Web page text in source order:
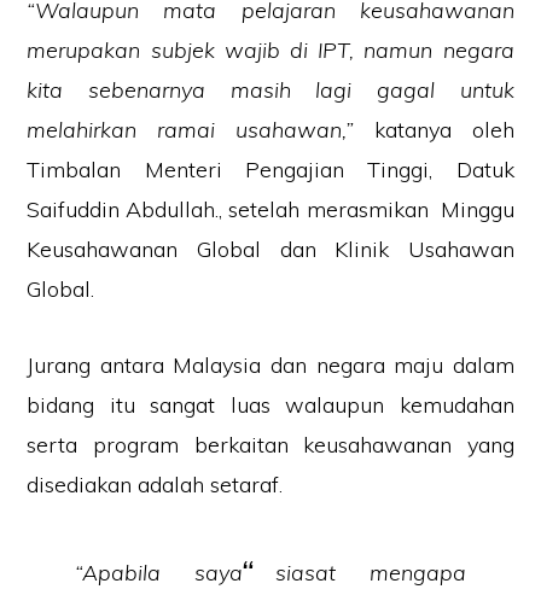
“Walaupun mata pelajaran keusahawanan
merupakan subjek wajib di IPT, namun negara
kita sebenarnya masih lagi gagal untuk
melahirkan ramai usahawan,” katanya oleh
Timbalan Menteri Pengajian Tinggi, Datuk
Saifuddin Abdullah., setelah merasmikan Minggu
Keusahawanan Global dan Klinik Usahawan
Global.
Jurang antara Malaysia dan negara maju dalam
bidang itu sangat luas walaupun kemudahan
serta program berkaitan keusahawanan yang
disediakan adalah setaraf.
“Apabila saya siasat mengapa